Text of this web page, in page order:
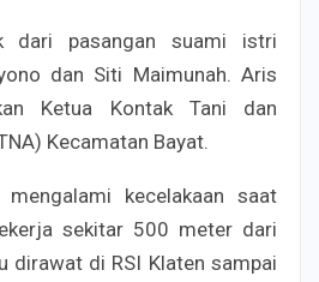
dari pasangan suami istri
dan Siti Maimunah. Aris
Ketua Kontak Tani dan
Kecamatan Bayat.
mengalami kecelakaan saat
sekitar 500 meter dari
dirawat di RSI Klaten sampai